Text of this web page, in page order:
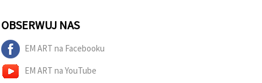
OBSERWUJ NAS
EM ART na Facebooku
EM ART na YouTube